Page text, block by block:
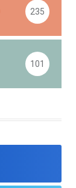
235
101